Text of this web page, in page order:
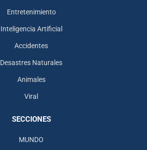
Entretenimiento
Inteligencia Artificial
Accidentes
Desastres Naturales
Animales
Viral
SECCIONES
MUNDO